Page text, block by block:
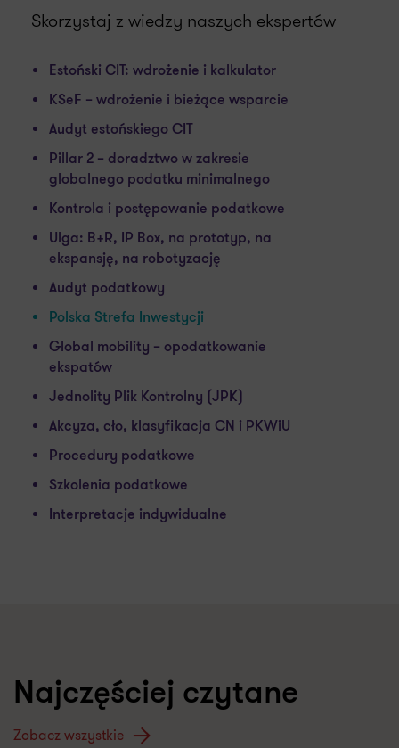
Skorzystaj z wiedzy naszych ekspertów
Estoński CIT: wdrożenie i kalkulator
KSeF – wdrożenie i bieżące wsparcie
Audyt estońskiego CIT
Pillar 2 – doradztwo w zakresie
globalnego podatku minimalnego
Kontrola i postępowanie podatkowe
Ulga: B+R, IP Box, na prototyp, na
ekspansję, na robotyzację
Audyt podatkowy
Polska Strefa Inwestycji
Global mobility – opodatkowanie
ekspatów
Jednolity Plik Kontrolny (JPK)
Akcyza, cło, klasyfikacja CN i PKWiU
Procedury podatkowe
Szkolenia podatkowe
Interpretacje indywidualne
Najczęściej czytane
Zobacz wszystkie